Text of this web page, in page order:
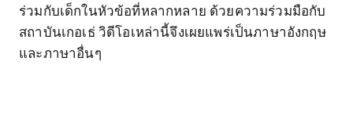
ร่วมกับเด็กในหัวข้อที่หลากหลาย ด้วยความร่วมมือกับ
สถาบันเกอเธ่ วิดีโอเหล่านี้จึงเผยแพร่เป็นภาษาอังกฤษ
และภาษาอื่นๆ